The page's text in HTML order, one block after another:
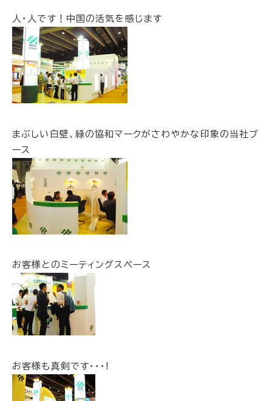
人・人です！中国の活気を感じます
まぶしい白壁、緑の協和マークがさわやかな印象の当社ブ
ース
お客様とのミーティングスペース
お客様も真剣です･･･!